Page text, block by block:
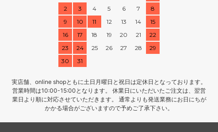
2
3 4 5 6 7
8
9
10 11 12 13 14
15
16
17 18 19 20 21
22
23
24 25 26 27 28
29
30
31
実店舗、online shopともに土日月曜日と祝日は定休日となっております。
営業時間は10:00-15:00となります。 休業日にいただいたご注文は、翌営
業日より順に対応させていただきます。 通常よりも発送業務にお日にちが
かかる場合がございますので予めご了承下さい。